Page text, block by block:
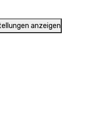
anzeigen